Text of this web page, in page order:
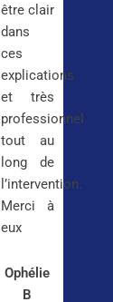
être clair
dans
ces
explications
et très
professionnel
tout au
long de
l’intervention.
Merci à
eux
Ophélie
B